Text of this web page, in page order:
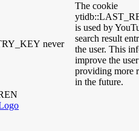
never
The cookie
is used by
search result
the user. This
improve the
providing more
in the future.